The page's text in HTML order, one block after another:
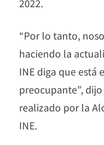
2022.
“Por lo tanto,
haciendo la
INE diga que está
preocupante”,
realizado por la
INE.